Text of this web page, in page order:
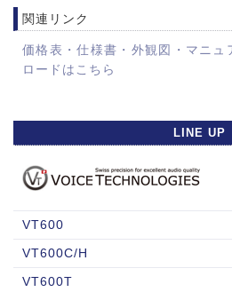
関連リンク
価格表・仕様書・外観図・マニュ
ロードはこちら
LINE UP
VT600
VT600C/H
VT600T